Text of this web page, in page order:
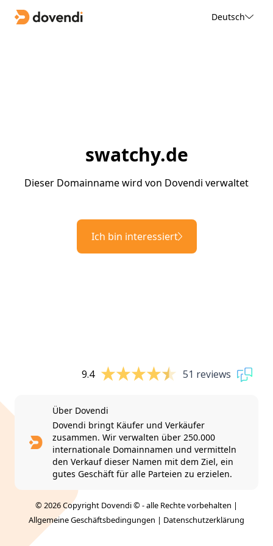
Deutsch
swatchy.de
Dieser Domainname wird von Dovendi verwaltet
Ich bin interessiert
9.4 51 reviews
Über Dovendi
Dovendi bringt Käufer und Verkäufer
zusammen. Wir verwalten über 250.000
internationale Domainnamen und vermitteln
den Verkauf dieser Namen mit dem Ziel, ein
gutes Geschäft für alle Parteien zu erzielen.
© 2026 Copyright Dovendi © - alle Rechte vorbehalten |
Allgemeine Geschäftsbedingungen | Datenschutzerklärung